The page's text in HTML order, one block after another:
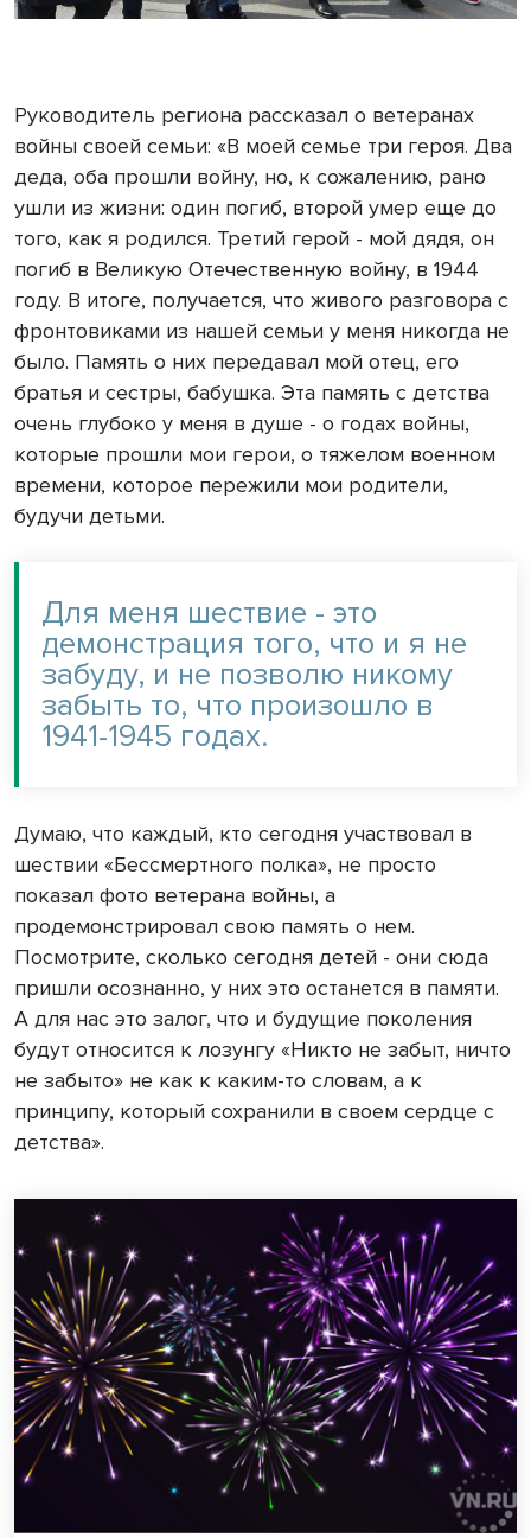
Руководитель региона рассказал о ветеранах
войны своей семьи: «В моей семье три героя. Два
деда, оба прошли войну, но, к сожалению, рано
ушли из жизни: один погиб, второй умер еще до
того, как я родился. Третий герой - мой дядя, он
погиб в Великую Отечественную войну, в 1944
году. В итоге, получается, что живого разговора с
фронтовиками из нашей семьи у меня никогда не
было. Память о них передавал мой отец, его
братья и сестры, бабушка. Эта память с детства
очень глубоко у меня в душе - о годах войны,
которые прошли мои герои, о тяжелом военном
времени, которое пережили мои родители,
будучи детьми.
Для меня шествие - это
демонстрация того, что и я не
забуду, и не позволю никому
забыть то, что произошло в
1941-1945 годах.
Думаю, что каждый, кто сегодня участвовал в
шествии «Бессмертного полка», не просто
показал фото ветерана войны, а
продемонстрировал свою память о нем.
Посмотрите, сколько сегодня детей - они сюда
пришли осознанно, у них это останется в памяти.
А для нас это залог, что и будущие поколения
будут относится к лозунгу «Никто не забыт, ничто
не забыто» не как к каким-то словам, а к
принципу, который сохранили в своем сердце с
детства».